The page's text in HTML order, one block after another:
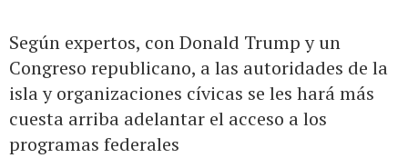
Según expertos, con Donald Trump y un
Congreso republicano, a las autoridades de la
isla y organizaciones cívicas se les hará más
cuesta arriba adelantar el acceso a los
programas federales